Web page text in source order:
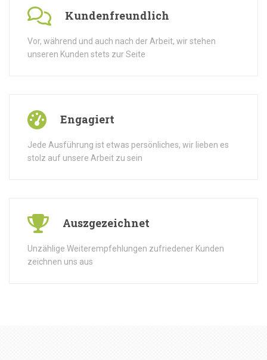
Kundenfreundlich
Vor, während und auch nach der Arbeit, wir stehen
unseren Kunden stets zur Seite
Engagiert
Jede Ausführung ist etwas persönliches, wir lieben es
stolz auf unsere Arbeit zu sein
Auszgezeichnet
Unzählige Weiterempfehlungen zufriedener Kunden
zeichnen uns aus